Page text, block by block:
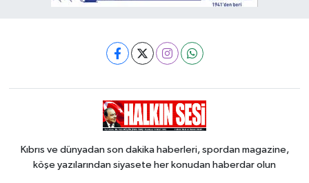
Kıbrıs ve dünyadan son dakika haberleri, spordan magazine,
köşe yazılarından siyasete her konudan haberdar olun